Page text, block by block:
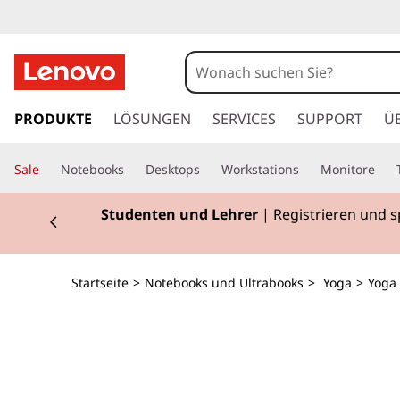
o
g
a
7
-
u
a
u
i
PRODUKTE LÖSUNGEN SERVICES SUPPORT
Sale Notebooks Desktops Workstations Monitore
Studenten und Lehrer | Registrieren und
Currently displaying item 2 of 3
Startseite > Notebooks und Ultrabooks > Yoga >